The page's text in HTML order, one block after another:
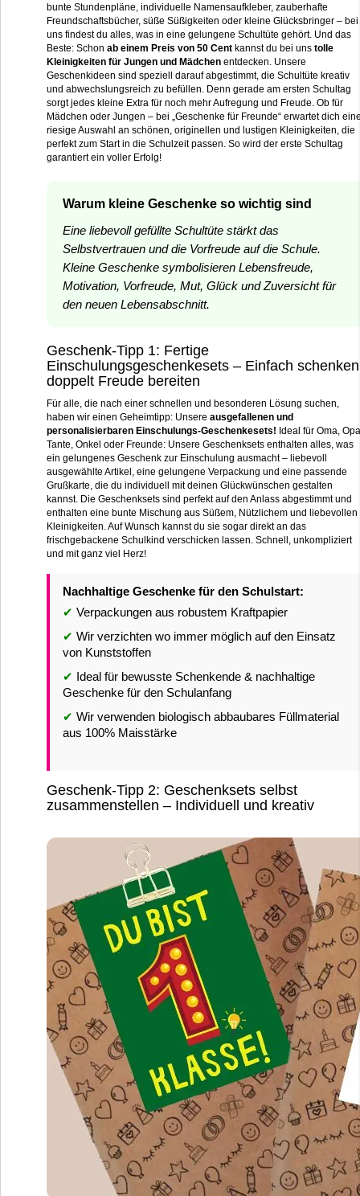
bunte Stundenpläne, individuelle Namensaufkleber, zauberhafte
Freundschaftsbücher, süße Süßigkeiten oder kleine Glücksbringer – bei
uns findest du alles, was in eine gelungene Schultüte gehört. Und das
Beste: Schon ab einem Preis von 50 Cent kannst du bei uns tolle
Kleinigkeiten für Jungen und Mädchen entdecken. Unsere
Geschenkideen sind speziell darauf abgestimmt, die Schultüte kreativ
und abwechslungsreich zu befüllen. Denn gerade am ersten Schultag
sorgt jedes kleine Extra für noch mehr Aufregung und Freude. Ob für
Mädchen oder Jungen – bei „Geschenke für Freunde“ erwartet dich
riesige Auswahl an schönen, originellen und lustigen Kleinigkeiten, die
perfekt zum Start in die Schulzeit passen. So wird der erste Schultag
garantiert ein voller Erfolg!
Warum kleine Geschenke so wichtig sind
Eine liebevoll gefüllte Schultüte stärkt das
Selbstvertrauen und die Vorfreude auf die Schule.
Kleine Geschenke symbolisieren Lebensfreude,
Motivation, Vorfreude, Mut, Glück und Zuversicht für
den neuen Lebensabschnitt.
Geschenk-Tipp 1: Fertige
Einschulungsgeschenkesets – Einfach
doppelt Freude bereiten
Für alle, die nach einer schnellen und besonderen Lösung suchen,
haben wir einen Geheimtipp: Unsere ausgefallenen und
personalisierbaren Einschulungs-Geschenkesets! Ideal für Oma,
Tante, Onkel oder Freunde: Unsere Geschenksets enthalten alles, was
ein gelungenes Geschenk zur Einschulung ausmacht – liebevoll
ausgewählte Artikel, eine gelungene Verpackung und eine passende
Grußkarte, die du individuell mit deinen Glückwünschen gestalten
kannst. Die Geschenksets sind perfekt auf den Anlass abgestimmt und
enthalten eine bunte Mischung aus Süßem, Nützlichem und liebevollen
Kleinigkeiten. Auf Wunsch kannst du sie sogar direkt an das
frischgebackene Schulkind verschicken lassen. Schnell, unkompliziert
und mit ganz viel Herz!
Nachhaltige Geschenke für den Schulstart:
✔ Verpackungen aus robustem Kraftpapier
✔ Wir verzichten wo immer möglich auf den Einsatz
von Kunststoffen
✔ Ideal für bewusste Schenkende & nachhaltige
Geschenke für den Schulanfang
✔ Wir verwenden biologisch abbaubares Füllmaterial
aus 100% Maisstärke
Geschenk-Tipp 2: Geschenksets selbst
zusammenstellen – Individuell und kreativ